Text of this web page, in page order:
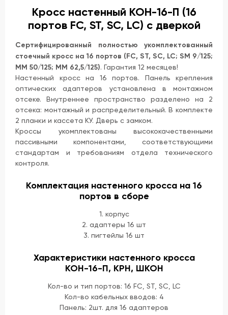
Кросс настенный КОН-16-П (16
портов FC, ST, SC, LC) с дверкой
Сертифицированный полностью укомплектованный
стоечный кросс на 16 портов (FC, ST, SC, LC; SM 9/125;
MM 50/125; MM 62,5/125). Гарантия 12 месяцев!
Настенный кросс на 16 портов. Панель крепления
оптических адаптеров установлена в монтажном
отсеке. Внутреннее пространство разделено на 2
отсека: монтажный и распределительный. В комплекте
2 планки и кассета КУ. Дверь с замком.
Кроссы укомплектованы высококачественными
пассивными компонентами, соответствующими
стандартам и требованиям отдела технического
контроля.
Комплектация настенного кросса на 16
портов в сборе
1. корпус
2. адаптеры 16 шт
3. пигтейлы 16 шт
Характеристики настенного кросса
КОН-16-П, КРН, ШКОН
Кол-во и тип портов: 16 FC, ST, SC, LC
Кол-во кабельных вводов: 4
Панель: 2шт. для 16 адаптеров